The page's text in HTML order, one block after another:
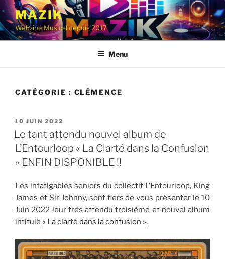
Aller
contenu
principal
MAZIK
Webzine Musical depuis 2017
Menu
CATÉGORIE : CLÉMENCE
PUBLIÉ
LE
10 JUIN 2022
Le tant attendu nouvel album de
L’Entourloop « La Clarté dans la Confusion
» ENFIN DISPONIBLE !!
Les infatigables seniors du collectif L’Entourloop, King
James et Sir Johnny, sont fiers de vous présenter le 10
Juin 2022 leur très attendu troisième et nouvel album
intitulé « La clarté dans la confusion ».